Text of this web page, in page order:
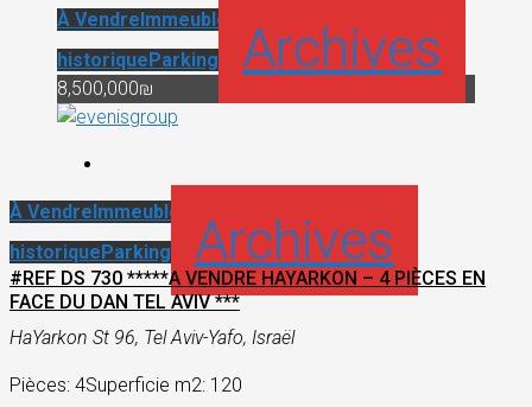
À VendreImmeuble Bauhaus
historiqueParking Archives
8,500,000₪
À VendreImmeuble Bauhaus
historiqueParking Archives
#REF DS 730 *****A VENDRE HAYARKON – 4 PIÈCES EN
FACE DU DAN TEL AVIV ***
HaYarkon St 96, Tel Aviv-Yafo, Israël
Pièces: 4Superficie m2: 120